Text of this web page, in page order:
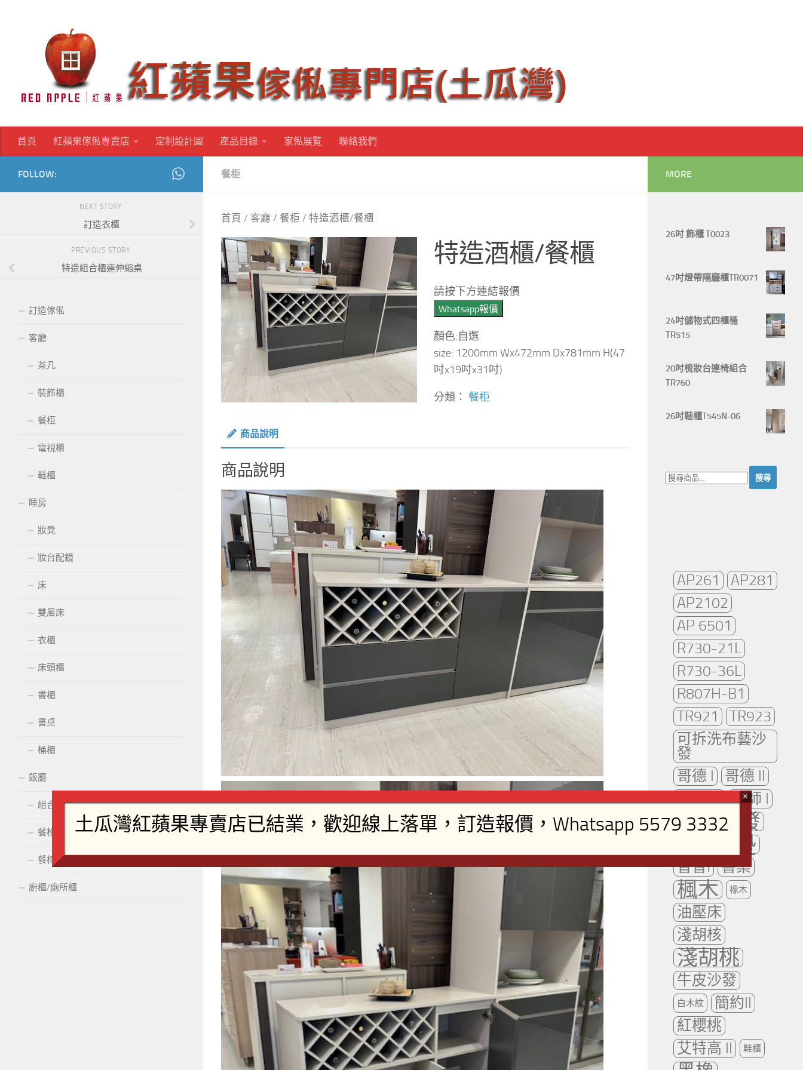
首頁 紅蘋果傢俬專賣店 定制設計圖 產品目錄 家俬展覧 聯絡我們
餐柜
首頁 / 客廳 / 餐柜 / 特造酒櫃/餐櫃
特造酒櫃/餐櫃
請按下方連結報價
Whatsapp報價
顏色:自選
size: 1200mm Wx472mm Dx781mm H(47
吋x19吋x31吋)
分類： 餐柜
商品說明
商品說明
FOLLOW:
NEXT STORY
訂造衣櫃
PREVIOUS STORY
特造組合櫃連伸縮桌
訂造傢俬
客廳
茶几
裝飾櫃
餐柜
電視櫃
鞋櫃
睡房
妝凳
妝台配鏡
床
雙層床
衣櫃
床頭櫃
書櫃
書桌
桶櫃
飯廳
組合櫃
餐枱
餐椅
廚櫃/廁所櫃
MORE
26吋 飾櫃 T0023
47吋燈帶隔廳櫃TR0071
24吋儲物式四櫃桶
TR515
20吋梳妝台連椅組合
TR760
26吋鞋櫃T545N-06
搜
尋：
AP261
AP281
AP2102
AP 6501
R730-21L
R730-36L
R807H-B1
TR921
TR923
可拆洗布藝沙
發
哥德 I
哥德 II
哥德 III
大師 I
布藝沙發
床墊
普普I 書桌
楓木 橡木
油壓床
淺胡核
淺胡桃
牛皮沙發
白木紋
簡約II
紅櫻桃
艾特高 II
鞋櫃